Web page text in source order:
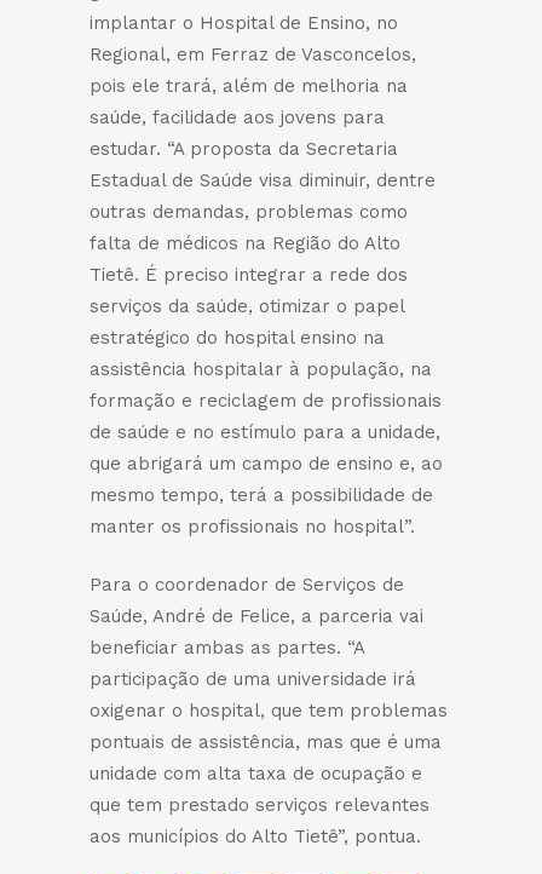
implantar o Hospital de Ensino, no
Regional, em Ferraz de Vasconcelos,
pois ele trará, além de melhoria na
saúde, facilidade aos jovens para
estudar. “A proposta da Secretaria
Estadual de Saúde visa diminuir, dentre
outras demandas, problemas como
falta de médicos na Região do Alto
Tietê. É preciso integrar a rede dos
serviços da saúde, otimizar o papel
estratégico do hospital ensino na
assistência hospitalar à população, na
formação e reciclagem de profissionais
de saúde e no estímulo para a unidade,
que abrigará um campo de ensino e, ao
mesmo tempo, terá a possibilidade de
manter os profissionais no hospital”.
Para o coordenador de Serviços de
Saúde, André de Felice, a parceria vai
beneficiar ambas as partes. “A
participação de uma universidade irá
oxigenar o hospital, que tem problemas
pontuais de assistência, mas que é uma
unidade com alta taxa de ocupação e
que tem prestado serviços relevantes
aos municípios do Alto Tietê”, pontua.